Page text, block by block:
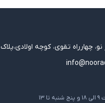
چهارراه تقوی، کوچه اولادی،پلاک 1، واحد 6